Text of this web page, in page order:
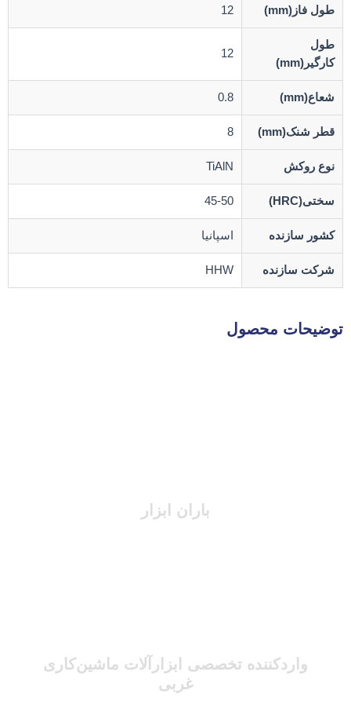
طول فاز(mm) 12
طول
کارگیر(mm)
12
شعاع(mm) 0.8
قطر شنک(mm) 8
نوع روکش TiAlN
سختی(HRC) 45-50
کشور سازنده اسپانیا
شرکت سازنده HHW
توضیحات محصول
باران ابزار
واردکننده تخصصی ابزارآلات ماشین‌کاری
غربی